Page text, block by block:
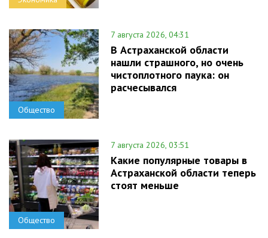
Общество
7 августа 2026, 04:31
В Астраханской области
нашли страшного, но очень
чистоплотного паука: он
расчесывался
Общество
7 августа 2026, 03:51
Какие популярные товары в
Астраханской области теперь
стоят меньше